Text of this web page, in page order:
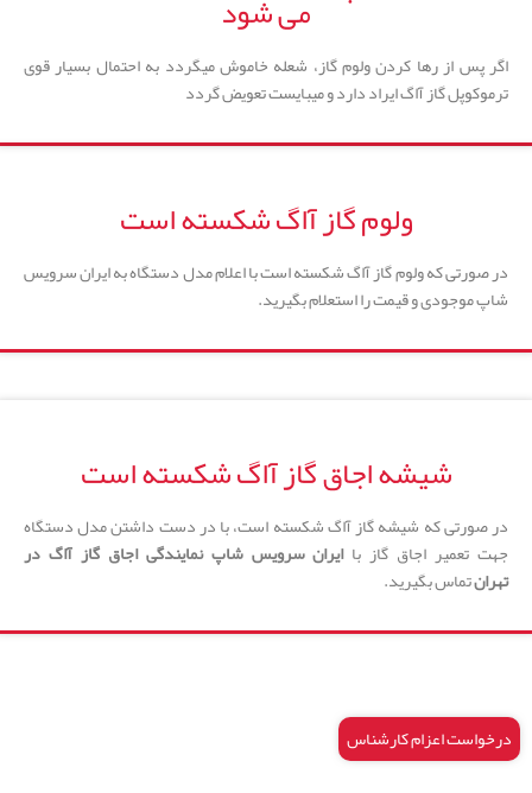
می شود
اگر پس از رها کردن ولوم گاز، شعله خاموش میگردد به احتمال بسیار قوی
ترموکوپل گاز آاگ ایراد دارد و میبایست تعویض گردد
ولوم گاز آاگ شکسته است
در صورتی که ولوم گاز آاگ شکسته است با اعلام مدل دستگاه به ایران سرویس
شاپ موجودی و قیمت را استعلام بگیرید.
شیشه اجاق گاز آاگ شکسته است
در صورتی که شیشه گاز آاگ شکسته است، با در دست داشتن مدل دستگاه
جهت تعمیر اجاق گاز باایران سرویس شاپ نمایندگی اجاق گاز آاگ در
تهرانتماس بگیرید.
درخواست اعزام کارشناس